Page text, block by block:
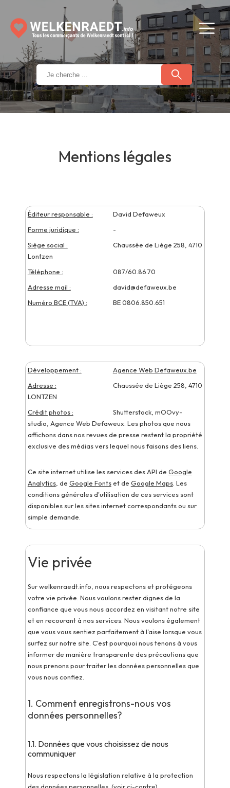
Mentions légales
Éditeur responsable :
David Defaweux
Forme juridique :
-
Siège social :
Chaussée de Liège 258, 4710
Lontzen
Téléphone :
087/60.86.70
Adresse mail :
david@defaweux.be
Numéro BCE (TVA) :
BE 0806.850.651
Développement :
Agence Web Defaweux.be
Adresse :
Chaussée de Liège 258, 4710
LONTZEN
Crédit photos :
Shutterstock, mOOvy-
studio, Agence Web Defaweux. Les photos que nous
affichons dans nos revues de presse restent la propriété
exclusive des médias vers lequel nous faisons des liens.
Ce site internet utilise les services des API de Google
Analytics, de Google Fontset de Google Maps. Les
conditions générales d'utilisation de ces services sont
disponibles sur les sites internet correspondants ou sur
simple demande.
Vie privée
Sur welkenraedt.info, nous respectons et protégeons
votre vie privée. Nous voulons rester dignes de la
confiance que vous nous accordez en visitant notre site
et en recourant à nos services. Nous voulons également
que vous vous sentiez parfaitement à l'aise lorsque vous
surfez sur notre site. C'est pourquoi nous tenons à vous
informer de manière transparente des précautions que
nous prenons pour traiter les données personnelles que
vous nous confiez.
1. Comment enregistrons-nous vos
données personnelles?
1.1. Données que vous choisissez de nous
communiquer
Nous respectons la législation relative à la protection